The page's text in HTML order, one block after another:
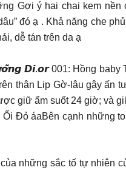
Gợi ý hai chai kem nền
đó ạ . Khả năng che
dễ tán trên da ạ
001: Hồng baby
thân Lip Gờ-lâu gây ấn
giữ ẩm suốt 24 giờ; và
Đỏ áaBên cạnh những
những sắc tố tự nhiên